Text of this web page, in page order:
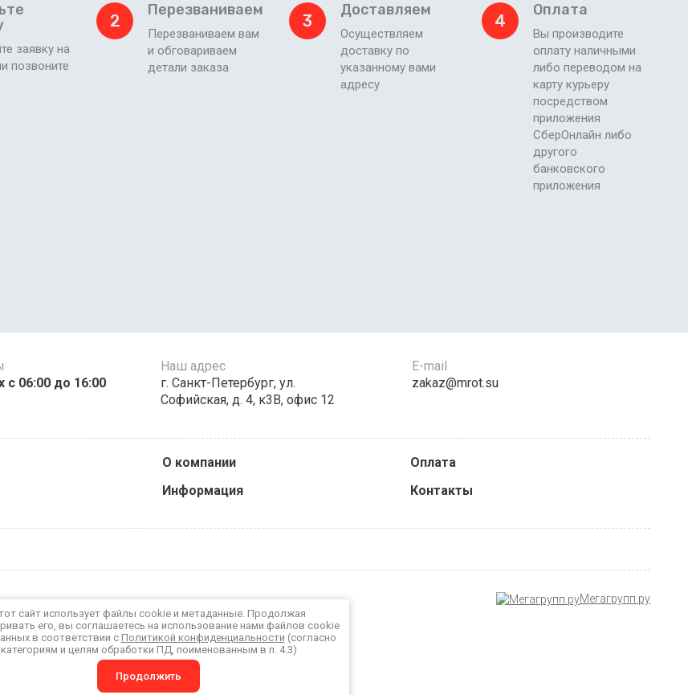
заявку на
позвоните
2
Перезваниваем
Перезваниваем вам
и обговариваем
детали заказа
3
Доставляем
Осуществляем
доставку по
указанному вами
адресу
4
Оплата
Вы производите
оплату наличными
либо переводом на
карту курьеру
посредством
приложения
СберОнлайн либо
другого
банковского
приложения
c 06:00 до 16:00
Наш адрес
г. Санкт-Петербург, ул.
Софийская, д. 4, к3В, офис 12
E-mail
zakaz@mrot.su
О компании
Оплата
Информация Контакты
Мегагрупп.ру
сайт использует файлы cookie и метаданные. Продолжая
его, вы соглашаетесь на использование нами файлов cookie
в соответствии с Политикой конфиденциальности (согласно
категориям и целям обработки ПД, поименованным в п. 4.3)
Продолжить